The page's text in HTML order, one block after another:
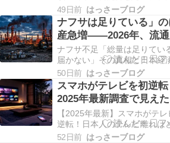
生活はどう変わる？ 2026年6
成立 郵便局に年650億円の財
へ――あなたの街の郵便局は
るのか 「高齢の親が一人で郵
で行くのが大変になってきた
元の郵便局がいつなくなって
のか…
49日前 はっさーブログ
ナフサは足りている」の
産急増——2026年、流通
の本質と業界への影響
ナフサ不足「総量は足りてい
届かない」その真相と日本経
影響 2026年 ナフサ供給問題
はある」のに現場には届かな
ナフサ不足が日本を揺さぶる
「材料が手に入らないまま工
日が来てしまった」「仕入れ
に上がって見積もりが合わな
た」——塗装や…
50日前 はっさーブログ
スマホがテレビを初逆転
2025年最新調査で見え
のテレビ離れの実態
【2025年最新】スマホがテレ
逆転！日本人のテレビ離れは
で進んだのか 【2026年6月公
52日前 はっさーブログ